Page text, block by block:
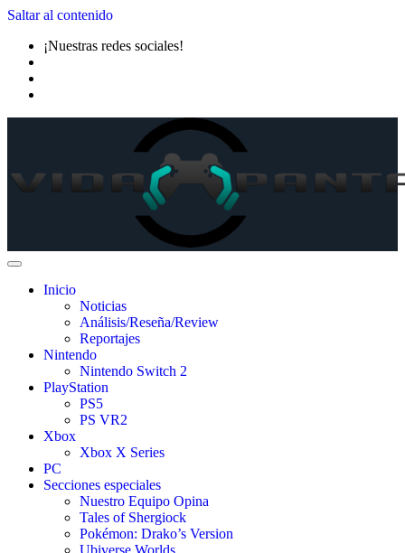
Saltar al contenido
¡Nuestras redes sociales!
Inicio
Noticias
Análisis/Reseña/Review
Reportajes
Nintendo
Nintendo Switch 2
PlayStation
PS5
PS VR2
Xbox
Xbox X Series
PC
Secciones especiales
Nuestro Equipo Opina
Tales of Shergiock
Pokémon: Drako’s Version
Ubiverse Worlds